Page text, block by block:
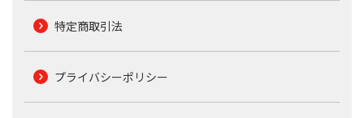
特定商取引法
プライバシーポリシー